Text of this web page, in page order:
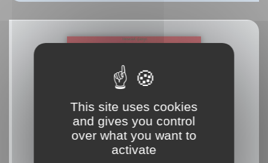
This site uses cookies
and gives you control
over what you want to
activate